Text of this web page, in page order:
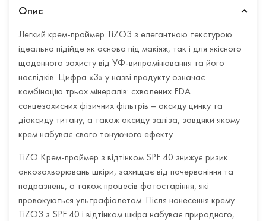
Опис
Легкий крем-праймер TiZO3 з елегантною текстурою
ідеально підійде як основа під макіяж, так і для якісного
щоденного захисту від УФ-випромінювання та його
наслідків. Цифра «3» у назві продукту означає
комбінацію трьох мінералів: схвалених FDA
сонцезахисних фізичних фільтрів – оксиду цинку та
діоксиду титану, а також оксиду заліза, завдяки якому
крем набуває свого тонуючого ефекту.
TiZO Крем-праймер з відтінком SPF 40 знижує ризик
онкозахворювань шкіри, захищає від почервоніння та
подразнень, а також процесів фотостаріння, які
провокуються ультрафіолетом. Після нанесення крему
TiZO3 з SPF 40 і відтінком шкіра набуває природного,